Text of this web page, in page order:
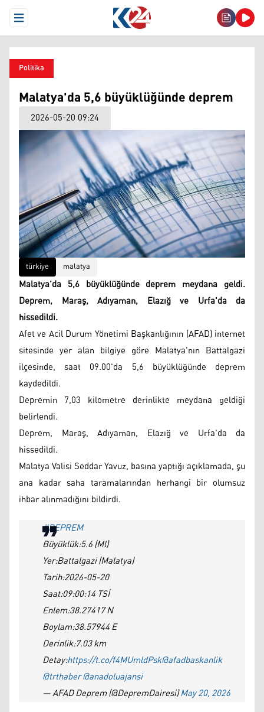
Open Menu
Politika
Malatya'da 5,6 büyüklüğünde deprem
2026-05-20 09:24
türkiye malatya
Malatya’da 5,6 büyüklüğünde deprem meydana geldi.
Deprem, Maraş, Adıyaman, Elazığ ve Urfa'da da
hissedildi.
Afet ve Acil Durum Yönetimi Başkanlığının (AFAD) internet
sitesinde yer alan bilgiye göre Malatya'nın Battalgazi
ilçesinde, saat 09.00'da 5,6 büyüklüğünde deprem
kaydedildi.
Depremin 7,03 kilometre derinlikte meydana geldiği
belirlendi.
Deprem, Maraş, Adıyaman, Elazığ ve Urfa'da da
hissedildi.
Malatya Valisi Seddar Yavuz, basına yaptığı açıklamada, şu
ana kadar saha taramalarından herhangi bir olumsuz
ihbar alınmadığını bildirdi.
#DEPREM
Büyüklük:5.6 (Ml)
Yer:Battalgazi (Malatya)
Tarih:2026-05-20
Saat:09:00:14 TSİ
Enlem:38.27417 N
Boylam:38.57944 E
Derinlik:7.03 km
Detay:https://t.co/f4MUmldPsk@afadbaskanlik
@trthaber@anadoluajansi
— AFAD Deprem (@DepremDairesi)May 20, 2026